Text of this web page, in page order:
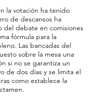
la votación ha tenido
de descansos ha
del debate en comisiones
fórmula para la
Las bancadas del
sobre la mesa una
si no se garantiza un
de dos días y se limita el
como establece la